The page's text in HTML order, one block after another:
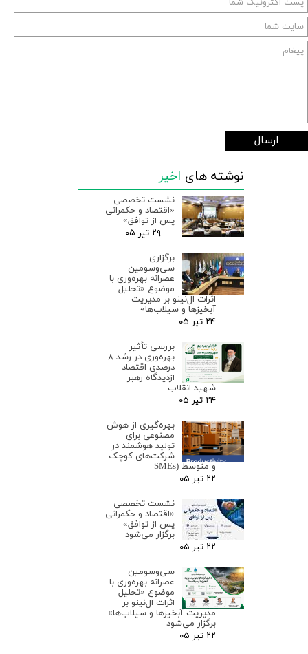
ارسال
نوشته های اخیر
نشست تخصصی
«اقتصاد و حکمرانی
پس از توافق»
۲۹ تیر ۰۵
برگزاری
سی‌وسومین
عصرانه بهره‌وری با
موضوع «تحلیل
اثرات ال‌نینو بر مدیریت
آبخیزها و سیلاب‌ها»
۲۴ تیر ۰۵
بررسی تأثیر
بهره‌وری در رشد ۸
درصدی اقتصاد
ازدیدگاه رهبر
شهید انقلاب
۲۴ تیر ۰۵
بهره‌گیری از هوش
مصنوعی برای
تولید هوشمند در
شرکت‌های کوچک
و متوسط (SMEs
۲۲ تیر ۰۵
نشست تخصصی
«اقتصاد و حکمرانی
پس از توافق»
برگزار می‌شود
۲۲ تیر ۰۵
سی‌وسومین
عصرانه بهره‌وری با
موضوع «تحلیل
اثرات ال‌نینو بر
مدیریت آبخیزها و سیلاب‌ها»
برگزار می‌شود
۲۲ تیر ۰۵